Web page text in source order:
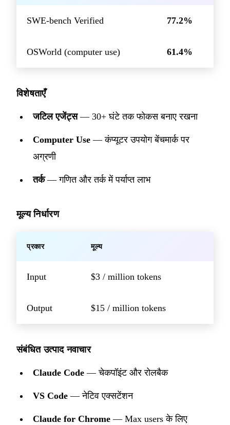
SWE-bench Verified 77.2%
OSWorld (computer use) 61.4%
विशेषताएँ
जटिल एजेंट्स— 30+ घंटे तक फोकस बनाए रखना
Computer Use — कंप्यूटर उपयोग बेंचमार्क पर
अग्रणी
तर्क— गणित और तर्क में पर्याप्त लाभ
मूल्य निर्धारण
प्रकार मूल्य
Input $3 / million tokens
Output $15 / million tokens
संबंधित उत्पाद नवाचार
Claude Code — चेकपॉइंट और रोलबैक
VS Code — नेटिव एक्सटेंशन
Claude for Chrome — Max users के लिए